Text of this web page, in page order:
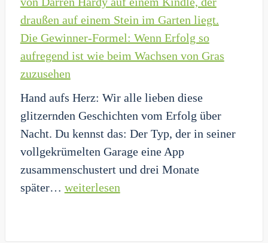
Wenn
der
Philosoph
den
schwingt
und
dein
Leben
fegt
Die Gewinner-Formel: Wenn Erfolg so
aufregend ist wie beim Wachsen von Gras
zuzusehen
Hand aufs Herz: Wir alle lieben diese
glitzernden Geschichten vom Erfolg über
Nacht. Du kennst das: Der Typ, der in seiner
vollgekrümelten Garage eine App
zusammenschustert und drei Monate
später… Die
weiterlesen